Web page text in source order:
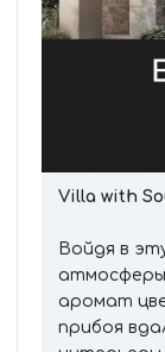
Villa with
Войдя в
атмосферы
аромат
прибоя